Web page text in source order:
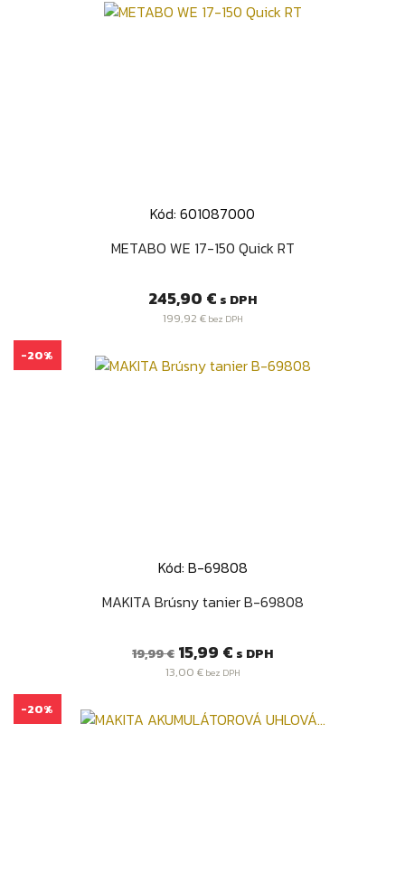
Kód: 601087000
METABO WE 17-150 Quick RT
Cena
245,90 € s DPH
199,92 €bez DPH
Kód: B-69808
MAKITA Brúsny tanier B-69808
Bežná
cena
19,99 € Cena
15,99 € s DPH
13,00 €bez DPH
-20%
-20%